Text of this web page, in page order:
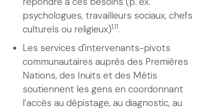
psychologues, travailleurs sociaux, chefs
culturels ou religieux)1,11.
Les services d'intervenants-pivots
communautaires auprès des Premières
Nations, des Inuits et des Métis
soutiennent les gens en coordonnant
l’accès au dépistage, au diagnostic, au